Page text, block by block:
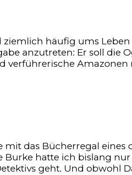
häufig ums
anzutreten: Er soll die
verführerische
mit das Bücherregal
Burke hatte ich bislang
geht. Und obwohl